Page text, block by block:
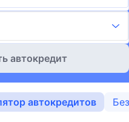
автокредит
автокредитов